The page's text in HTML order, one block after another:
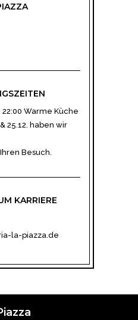
22:00 Warme Küche
25.12. haben wir
Besuch.
KARRIERE
la-piazza.de